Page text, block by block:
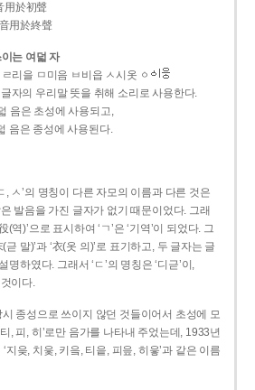
用於初聲
用於終聲
는 여덟 자
리을 ㅁ미음 ㅂ비읍 ㅅ시옷 ㆁ
자의 우리말 뜻을 취해 소리로 사용한다.
음은 초성에 사용되고,
음은 종성에 사용된다.
, ㅅ’의 명칭이 다른 자모의 이름과 다른 것은
은 발음을 가진 글자가 없기 때문이었다. 그래
(역)’으로 표시하여 ‘ㄱ’은 ‘기역’이 되었다. 그
(귿 말)’과 ‘衣(옷 의)’로 표기하고, 두 글자는 글
하였다. 그래서 ‘ㄷ’의 명칭은 ‘디귿’이,
것이다.
시 종성으로 쓰이지 않던 것들이어서 초성에 모
티, 피, 히’로만 음가를 나타내 주었는데, 1933년
지읒, 치읓, 키읔, 티읕, 피읖, 히읗’과 같은 이름